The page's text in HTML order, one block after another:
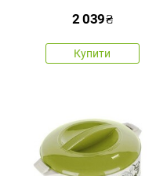
2 039₴
Купити